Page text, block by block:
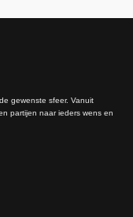
gewenste sfeer. Vanuit
partijen naar ieders wens en